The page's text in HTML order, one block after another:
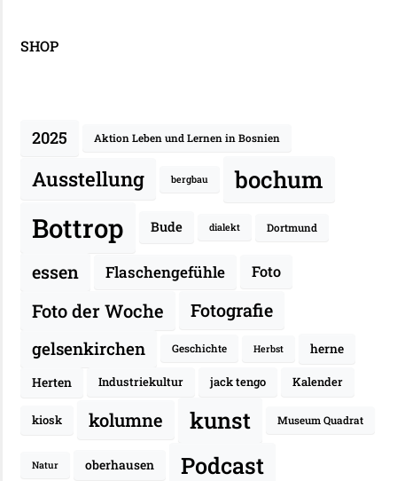
SHOP
2025 Aktion Leben und Lernen in Bosnien
Ausstellung bergbau bochum
Bottrop Bude dialekt Dortmund
essen Flaschengefühle Foto
Foto der Woche Fotografie
gelsenkirchen Geschichte Herbst
herne
Herten
Industriekultur jack tengo Kalender
kiosk kolumne kunst Museum Quadrat
Natur oberhausen Podcast